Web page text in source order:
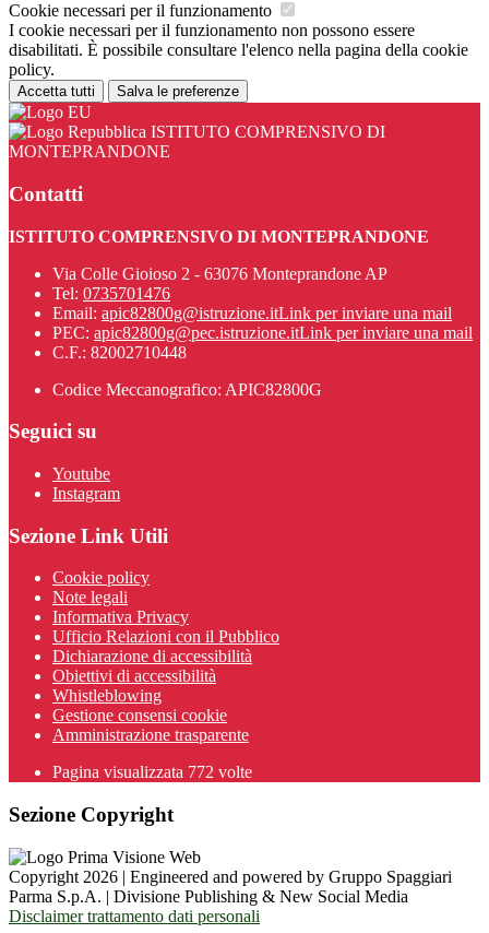
Cookie necessari per il funzionamento
I cookie necessari per il funzionamento non possono essere
disabilitati. È possibile consultare l'elenco nella pagina della cookie
policy.
Accetta tutti Salva le preferenze
ISTITUTO COMPRENSIVO DI
MONTEPRANDONE
Contatti
ISTITUTO COMPRENSIVO DI MONTEPRANDONE
Via Colle Gioioso 2 - 63076 Monteprandone AP
Tel: 0735701476
Email: apic82800g@istruzione.itLink per inviare una mail
PEC: apic82800g@pec.istruzione.itLink per inviare una mail
C.F.: 82002710448
Codice Meccanografico: APIC82800G
Seguici su
Youtube
Instagram
Sezione Link Utili
Cookie policy
Note legali
Informativa Privacy
Ufficio Relazioni con il Pubblico
Dichiarazione di accessibilità
Obiettivi di accessibilità
Whistleblowing
Gestione consensi cookie
Amministrazione trasparente
Pagina visualizzata 772 volte
Sezione Copyright
Copyright 2026 | Engineered and powered by Gruppo Spaggiari
Parma S.p.A. | Divisione Publishing & New Social Media
Disclaimer trattamento dati personali